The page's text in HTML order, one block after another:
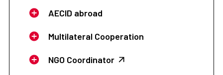
AECID abroad
Multilateral Cooperation
NGO Coordinator